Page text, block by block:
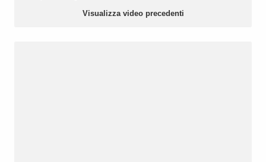
Visualizza video precedenti